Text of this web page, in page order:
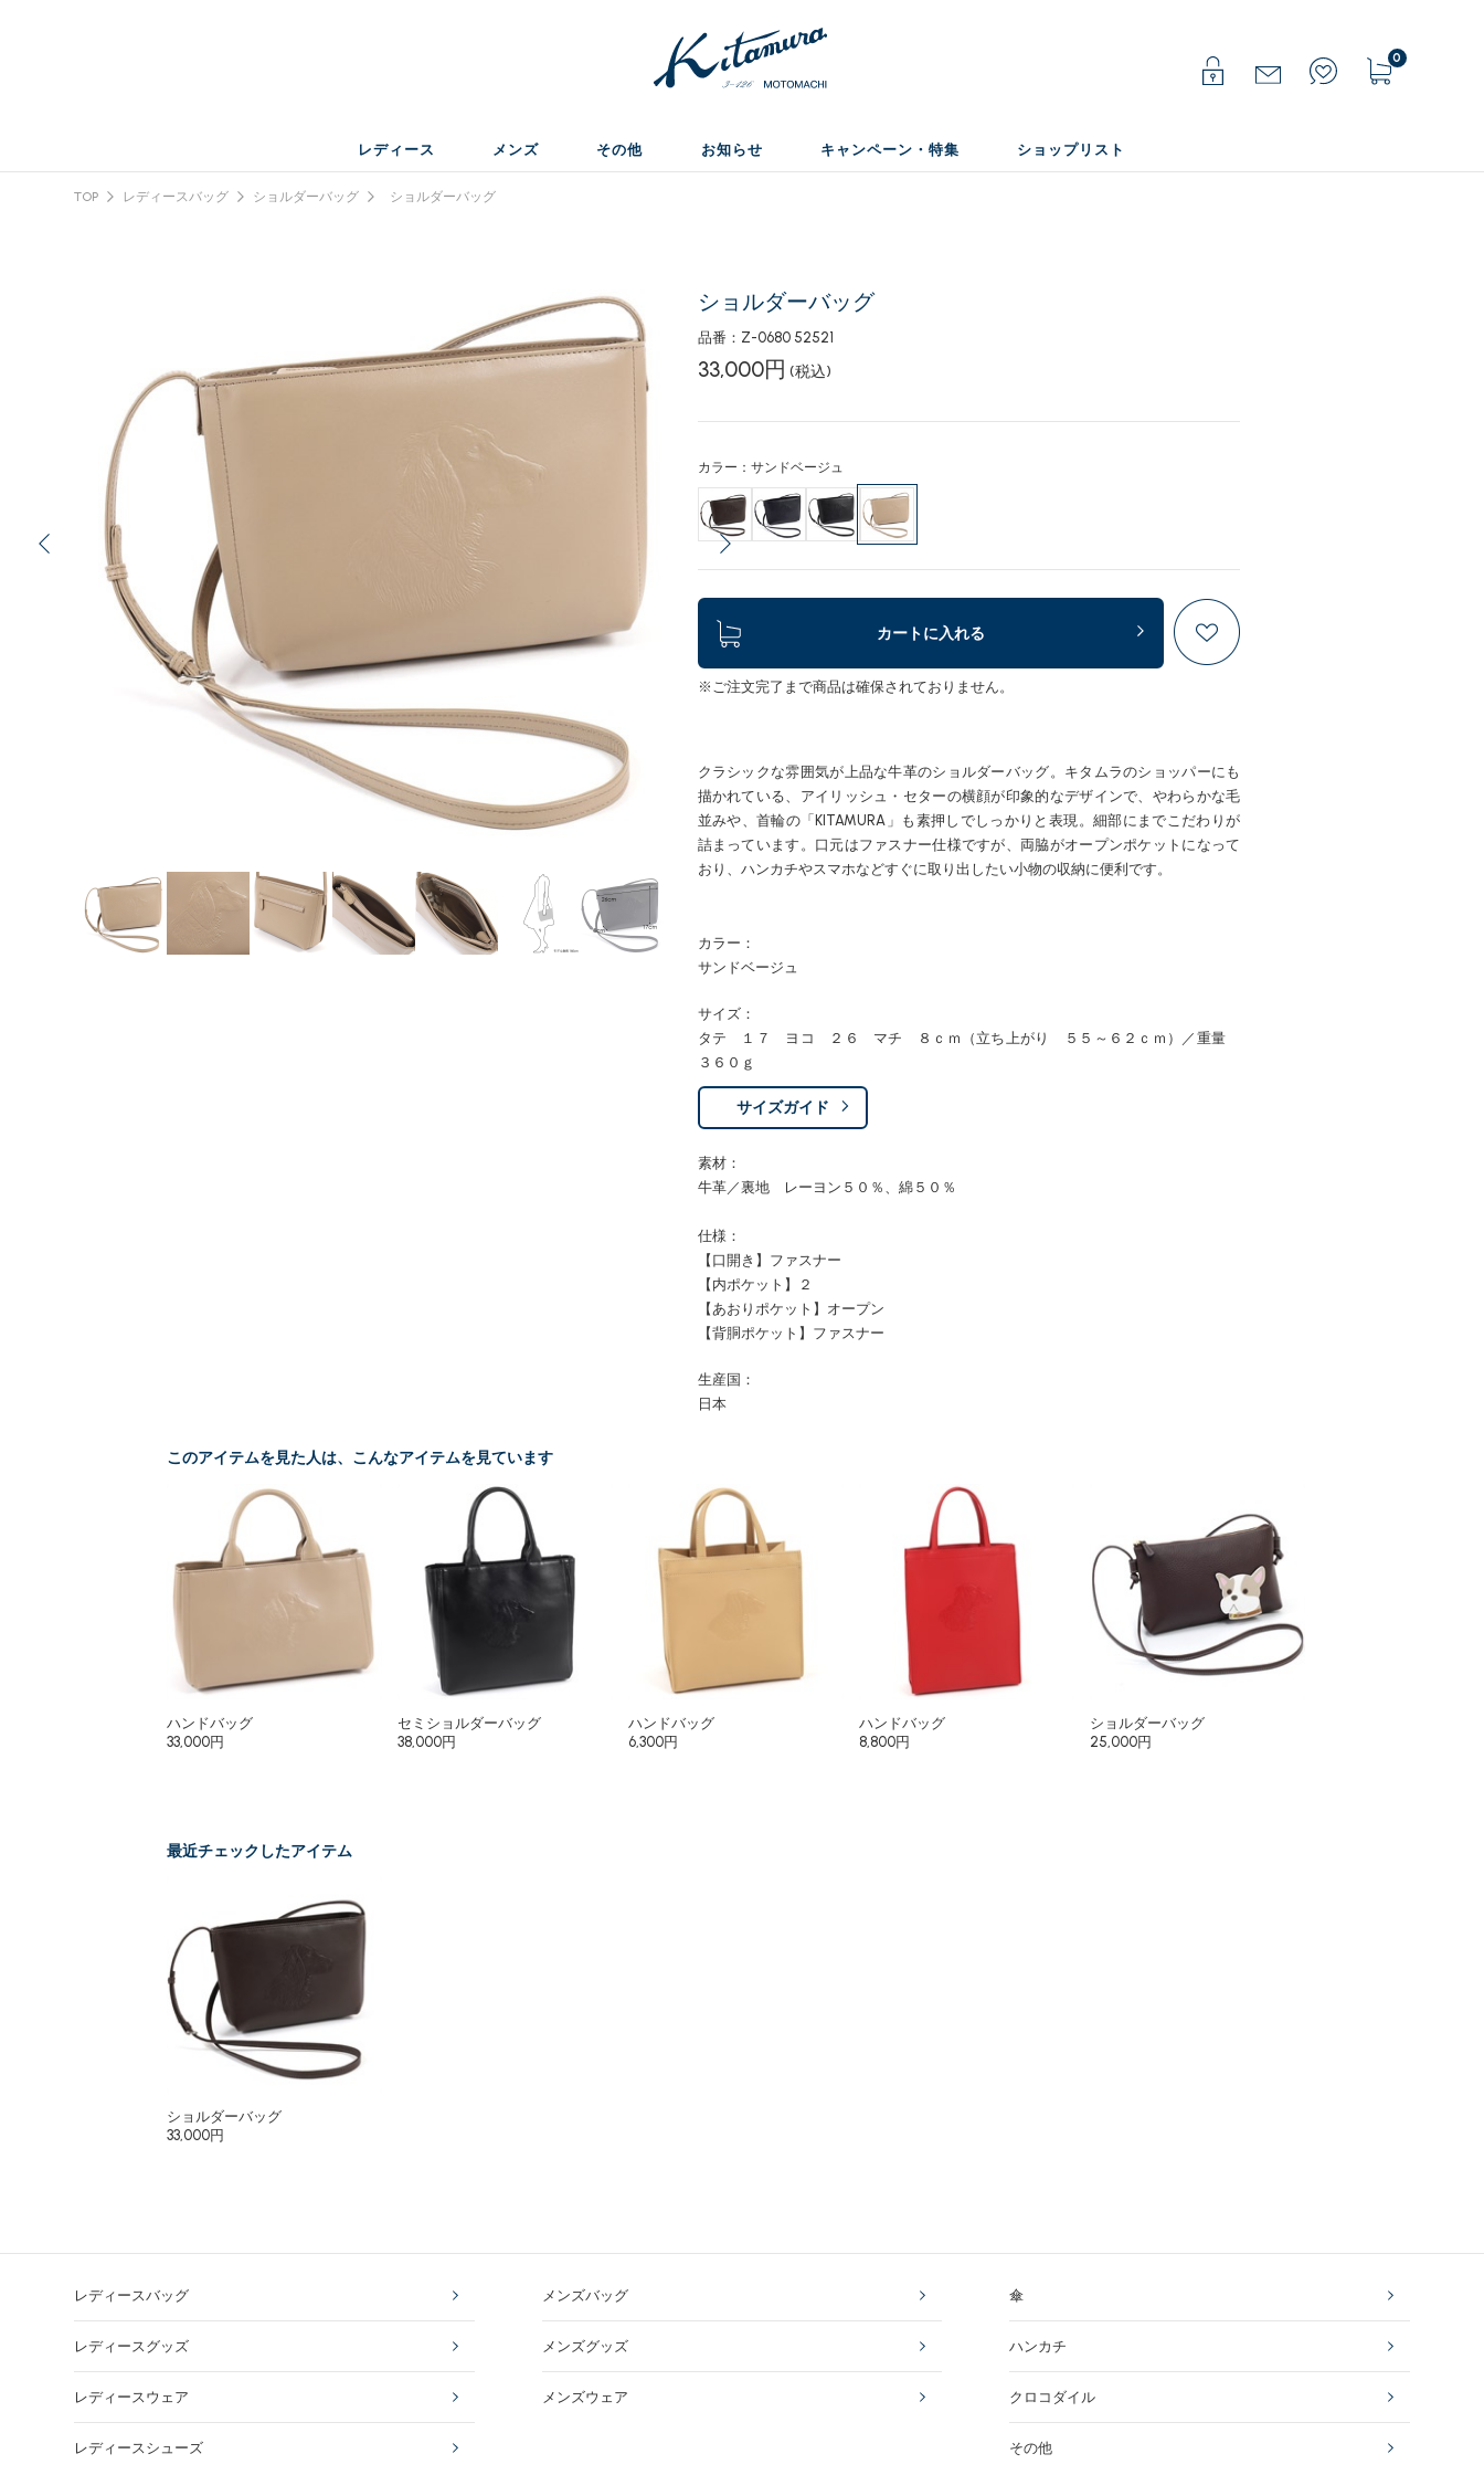
0
レディース メンズ その他 お知らせ キャンペーン・特集 ショップリスト
TOP レディースバッグ ショルダーバッグ ショルダーバッグ
ショルダーバッグ
品番：Z-0680 52521
33,000円 (税込)
カラー：サンドベージュ
カートに入れる
※ご注文完了まで商品は確保されておりません。
クラシックな雰囲気が上品な牛革のショルダーバッグ。キタムラのショッパーにも
描かれている、アイリッシュ・セターの横顔が印象的なデザインで、やわらかな毛
並みや、首輪の「KITAMURA」も素押しでしっかりと表現。細部にまでこだわりが
詰まっています。口元はファスナー仕様ですが、両脇がオープンポケットになって
おり、ハンカチやスマホなどすぐに取り出したい小物の収納に便利です。
カラー：
サンドベージュ
サイズ：
タテ １７ ヨコ ２６ マチ ８ｃｍ（立ち上がり ５５～６２ｃｍ）／重量
３６０ｇ
サイズガイド
素材：
牛革／裏地 レーヨン５０％、綿５０％
仕様：
【口開き】ファスナー
【内ポケット】２
【あおりポケット】オープン
【背胴ポケット】ファスナー
生産国：
日本
このアイテムを見た人は、こんなアイテムを見ています
ハンドバッグ
33,000円
セミショルダーバッグ
38,000円
ハンドバッグ
6,300円
ハンドバッグ
8,800円
ショルダーバッグ
25,000円
最近チェックしたアイテム
ショルダーバッグ
33,000円
レディースバッグ
レディースグッズ
レディースウェア
レディースシューズ
メンズバッグ
メンズグッズ
メンズウェア
傘
ハンカチ
クロコダイル
その他